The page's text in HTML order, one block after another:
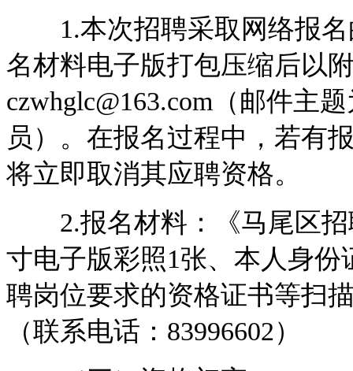
1.本次招聘采取网络报名
名材料电子版打包压缩后以
czwhglc@163.com（邮件主
员）。在报名过程中，若有
将立即取消其应聘资格。
2.报名材料：《马尾区招
寸电子版彩照1张、本人身
聘岗位要求的资格证书等扫
（联系电话：83996602）